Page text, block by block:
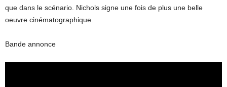
que dans le scénario. Nichols signe une fois de plus une belle
oeuvre cinématographique.
Bande annonce